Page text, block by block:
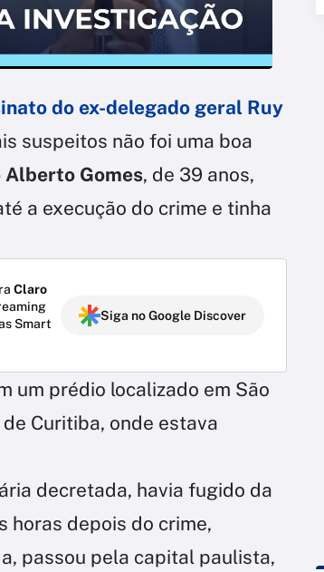
do ex-delegado geral Ruy
suspeitos não foi uma boa
Alberto Gomes, de 39 anos,
a execução do crime e tinha
Claro
Smart
Siga no Google Discover
um prédio localizado em São
Curitiba, onde estava
decretada, havia fugido da
horas depois do crime,
passou pela capital paulista,